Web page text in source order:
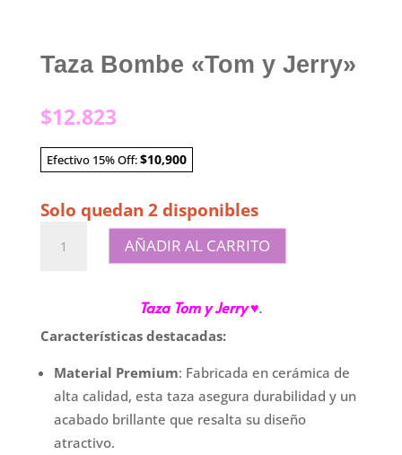
Taza Bombe «Tom y Jerry»
$12.823
Efectivo 15% Off:$10,900
Solo quedan 2 disponibles
Bombe
cantidad
AÑADIR AL CARRITO
Taza Tom y Jerry♥.
Características destacadas:
Material Premium: Fabricada en cerámica de
alta calidad, esta taza asegura durabilidad y un
acabado brillante que resalta su diseño
atractivo.